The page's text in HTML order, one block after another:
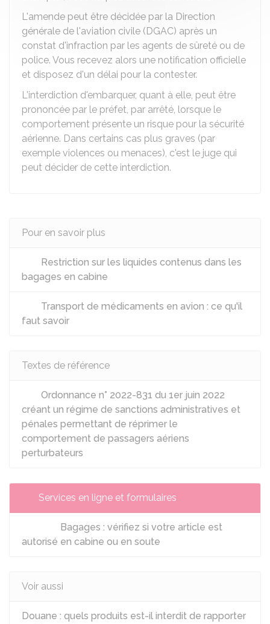
L'amende peut être décidée par la Direction
générale de l'aviation civile (DGAC) après un
constat d'infraction par les agents de sûreté ou de
police. Vous recevez alors une notification officielle
et disposez d'un délai pour la contester.
L'interdiction d'embarquer, quant à elle, peut être
prononcée par le préfet, par arrêté, lorsque le
comportement présente un risque pour la sécurité
aérienne. Dans certains cas plus graves (par
exemple violences ou menaces), c'est le juge qui
peut décider de cette interdiction.
Pour en savoir plus
Restriction sur les liquides contenus dans les
bagages en cabine
Transport de médicaments en avion : ce qu'il
faut savoir
Textes de référence
Ordonnance n° 2022-831 du 1er juin 2022
créant un régime de sanctions administratives et
pénales permettant de réprimer le
comportement de passagers aériens
perturbateurs
Services en ligne et formulaires
Bagages : vérifiez si votre article est
autorisé en cabine ou en soute
Voir aussi
Douane : quels produits est-il interdit de rapporter